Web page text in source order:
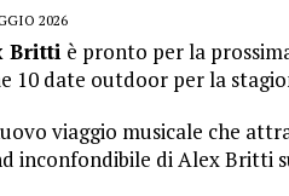
2026
Britti è pronto per la
10 date outdoor per la
viaggio musicale che
inconfondibile di Alex Britti